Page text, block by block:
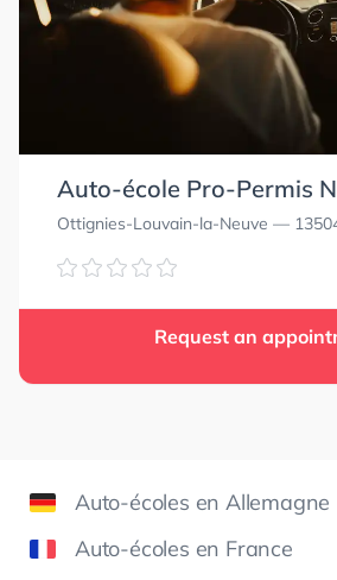
Auto-école Pro-Permis
Ottignies-Louvain-la-Neuve —
Request an
Auto-écoles en Allemagne
Auto-écoles en France